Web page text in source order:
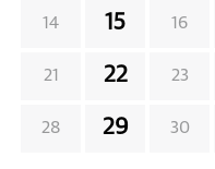
14 15 16
21 22 23
28 29 30